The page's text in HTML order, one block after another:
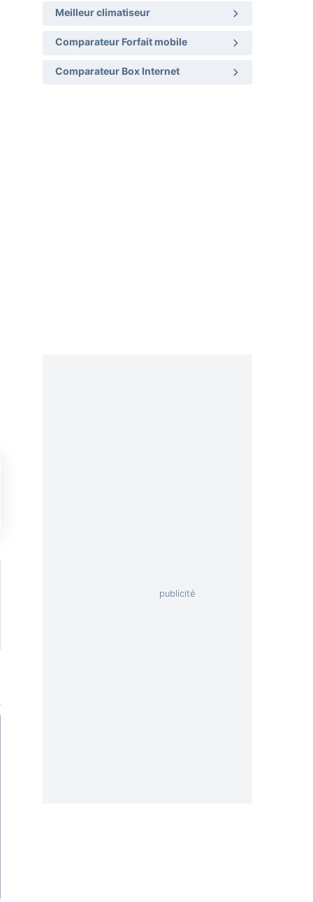
Meilleur climatiseur
Comparateur Forfait mobile
Comparateur Box Internet